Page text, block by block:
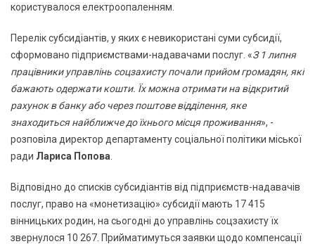
користувалося електроопаленням.
Перелік субсидіантів, у яких є невикористані суми субсидії,
сформовано підприємствами-надавачами послуг. «З 1 липня
працівники управлінь соцзахисту почали прийом громадян, які
бажають одержати кошти. Їх можна отримати на відкритий
рахунок в банку або через поштове відділення, яке
знаходиться найближче до їхнього місця проживання», -
розповіла директор департаменту соціальної політики міської
ради Лариса Попова
Відповідно до списків субсидіантів від підприємств-надавачів
послуг, право на «монетизацію» субсидії мають 17 415
вінницьких родин, на сьогодні до управлінь соцзахисту їх
звернулося 10 267. Прийматимуться заявки щодо компенсації